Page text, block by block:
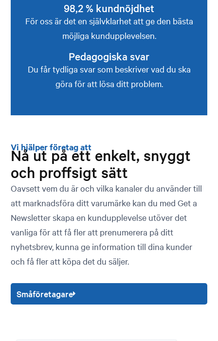
98,2 % kundnöjdhet
För oss är det en självklarhet att ge den bästa
möjliga kundupplevelsen.
Pedagogiska svar
Du får tydliga svar som beskriver vad du ska
göra för att lösa ditt problem.
Vi hjälper företag att
Nå ut på ett enkelt, snyggt
och proffsigt sätt
Oavsett vem du är och vilka kanaler du använder till
att marknadsföra ditt varumärke kan du med Get a
Newsletter skapa en kundupplevelse utöver det
vanliga för att få fler att prenumerera på ditt
nyhetsbrev, kunna ge information till dina kunder
och få fler att köpa det du säljer.
Småföretagare